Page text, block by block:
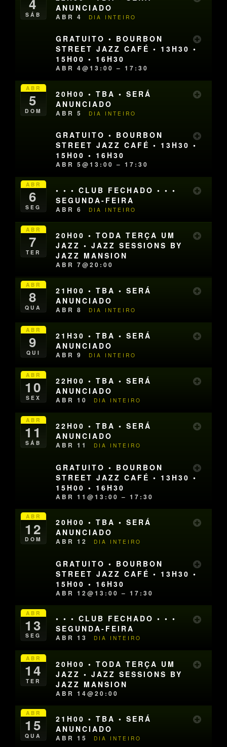
4
SÁB
ANUNCIADO
ABR 4 DIA INTEIRO
GRATUITO • BOURBON
STREET JAZZ CAFÉ • 13H30 •
15H00 • 16H30
ABR 4@13:00 – 17:30
ABR
5
DOM
20H00 • TBA • SERÁ
ANUNCIADO
ABR 5 DIA INTEIRO
GRATUITO • BOURBON
STREET JAZZ CAFÉ • 13H30 •
15H00 • 16H30
ABR 5@13:00 – 17:30
ABR
6
SEG
• • • CLUB FECHADO • • •
SEGUNDA-FEIRA
ABR 6 DIA INTEIRO
ABR
7
TER
20H00 • TODA TERÇA UM
JAZZ • JAZZ SESSIONS BY
JAZZ MANSION
ABR 7@20:00
ABR
8
QUA
21H00 • TBA • SERÁ
ANUNCIADO
ABR 8 DIA INTEIRO
ABR
9
QUI
21H30 • TBA • SERÁ
ANUNCIADO
ABR 9 DIA INTEIRO
ABR
10
SEX
22H00 • TBA • SERÁ
ANUNCIADO
ABR 10 DIA INTEIRO
ABR
11
SÁB
22H00 • TBA • SERÁ
ANUNCIADO
ABR 11 DIA INTEIRO
GRATUITO • BOURBON
STREET JAZZ CAFÉ • 13H30 •
15H00 • 16H30
ABR 11@13:00 – 17:30
ABR
12
DOM
20H00 • TBA • SERÁ
ANUNCIADO
ABR 12 DIA INTEIRO
GRATUITO • BOURBON
STREET JAZZ CAFÉ • 13H30 •
15H00 • 16H30
ABR 12@13:00 – 17:30
ABR
13
SEG
• • • CLUB FECHADO • • •
SEGUNDA-FEIRA
ABR 13 DIA INTEIRO
ABR
14
TER
20H00 • TODA TERÇA UM
JAZZ • JAZZ SESSIONS BY
JAZZ MANSION
ABR 14@20:00
ABR
15
QUA
21H00 • TBA • SERÁ
ANUNCIADO
ABR 15 DIA INTEIRO